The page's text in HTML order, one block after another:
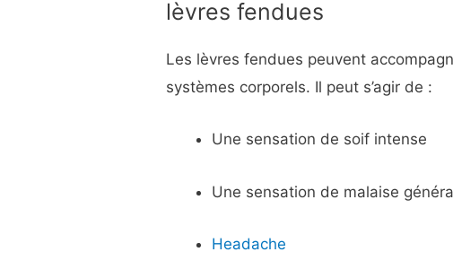
lèvres fendues
Les lèvres fendues peuvent
systèmes corporels. Il peut s’agir de :
Une sensation de soif intense
Une sensation de malaise
Headache